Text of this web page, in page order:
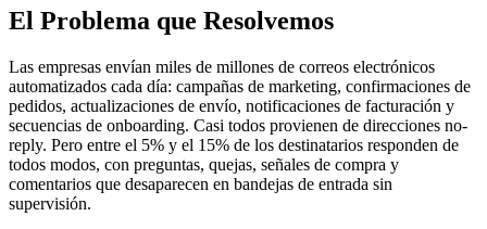
El Problema que Resolvemos
Las empresas envían miles de millones de correos electrónicos
automatizados cada día: campañas de marketing, confirmaciones de
pedidos, actualizaciones de envío, notificaciones de facturación y
secuencias de onboarding. Casi todos provienen de direcciones no-
reply. Pero entre el 5% y el 15% de los destinatarios responden de
todos modos, con preguntas, quejas, señales de compra y
comentarios que desaparecen en bandejas de entrada sin
supervisión.